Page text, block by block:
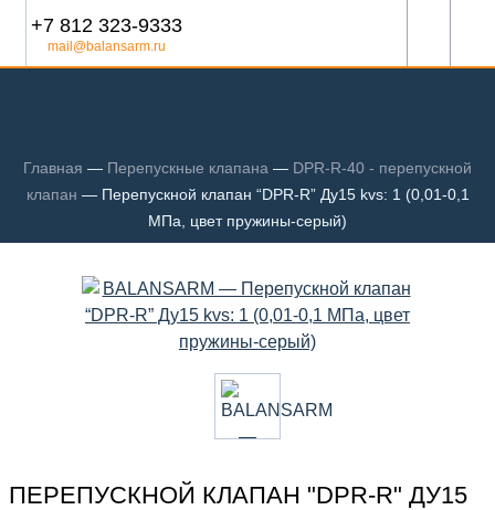
+7 812 323-9333
mail@balansarm.ru
Главная — Перепускные клапана — DPR-R-40 - перепускной
клапан — Перепускной клапан “DPR-R” Ду15 kvs: 1 (0,01-0,1
МПа, цвет пружины-серый)
ПЕРЕПУСКНОЙ КЛАПАН "DPR-R" ДУ15